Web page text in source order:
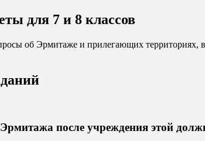
для 7 и 8 классов
об Эрмитаже и прилегающих территориях,
после учреждения этой